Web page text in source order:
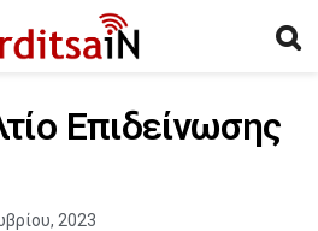
Επιδείνωσης
2023